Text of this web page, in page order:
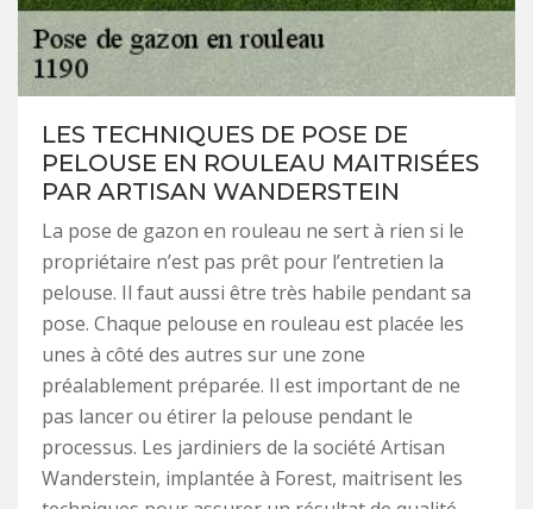
LES TECHNIQUES DE POSE DE
PELOUSE EN ROULEAU MAITRISÉES
PAR ARTISAN WANDERSTEIN
La pose de gazon en rouleau ne sert à rien si le
propriétaire n’est pas prêt pour l’entretien la
pelouse. Il faut aussi être très habile pendant sa
pose. Chaque pelouse en rouleau est placée les
unes à côté des autres sur une zone
préalablement préparée. Il est important de ne
pas lancer ou étirer la pelouse pendant le
processus. Les jardiniers de la société Artisan
Wanderstein, implantée à Forest, maitrisent les